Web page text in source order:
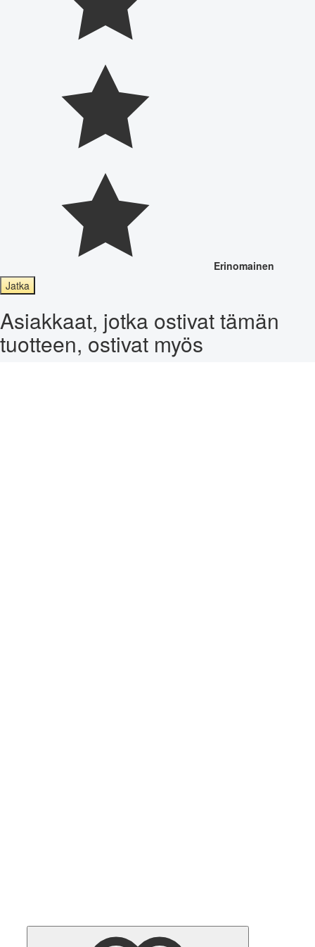
Erinomainen
Jatka
Asiakkaat, jotka ostivat tämän
tuotteen, ostivat myös